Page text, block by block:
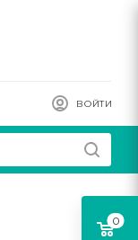
ВОЙТИ
0